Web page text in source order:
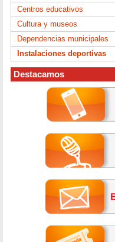
Centros educativos
Cultura y museos
Dependencias municipales
Instalaciones deportivas
Destacamos